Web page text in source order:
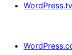
WordPress.tv